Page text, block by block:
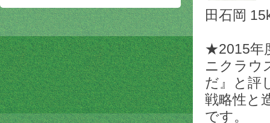
田石岡
★2015年
ニクラウ
だ』と評
戦略性と
です。